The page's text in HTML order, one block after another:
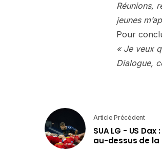
Réunions,
jeunes
Pour
« Je veux
Dialogue,
Article Précédent
SUA LG - US
au-dessus de la